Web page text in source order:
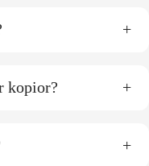
+
kopior? +
+